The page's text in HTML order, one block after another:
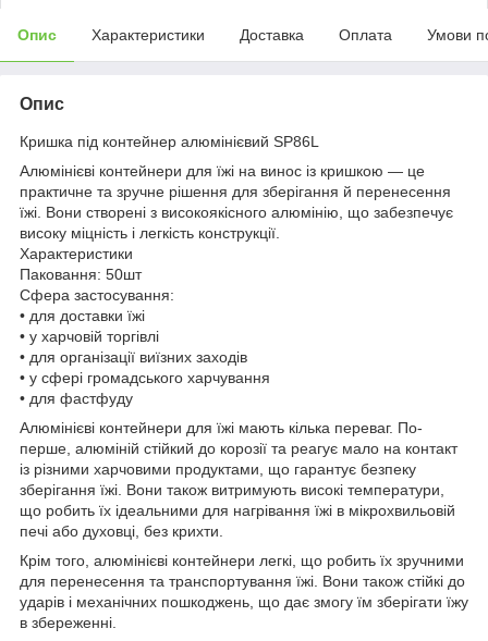
Опис Характеристики Доставка Оплата Умови
Опис
Кришка під контейнер алюмінієвий SP86L
Алюмінієві контейнери для їжі на винос із кришкою — це
практичне та зручне рішення для зберігання й перенесення
їжі. Вони створені з високоякісного алюмінію, що забезпечує
високу міцність і легкість конструкції.
Характеристики
Паковання: 50шт
Сфера застосування:
• для доставки їжі
• у харчовій торгівлі
• для організації виїзних заходів
• у сфері громадського харчування
• для фастфуду
Алюмінієві контейнери для їжі мають кілька переваг. По-
перше, алюміній стійкий до корозії та реагує мало на контакт
із різними харчовими продуктами, що гарантує безпеку
зберігання їжі. Вони також витримують високі температури,
що робить їх ідеальними для нагрівання їжі в мікрохвильовій
печі або духовці, без крихти.
Крім того, алюмінієві контейнери легкі, що робить їх зручними
для перенесення та транспортування їжі. Вони також стійкі до
ударів і механічних пошкоджень, що дає змогу їм зберігати їжу
в збереженні.